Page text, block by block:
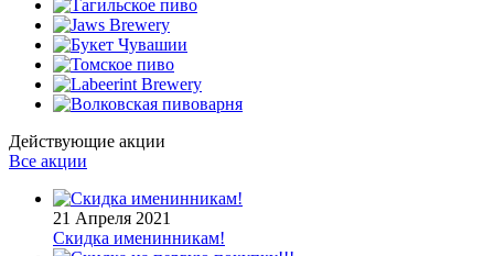
Действующие акции
Все акции
21 Апреля 2021
Скидка именинникам!